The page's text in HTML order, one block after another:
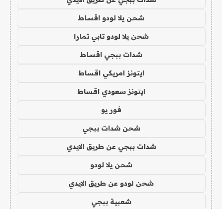
شحن يلا لودو اقساط
شحن يلا لودو تابي تمارا
شدات ببجي اقساط
ايتونز امريكي اقساط
ايتونز سعودي اقساط
فور يو
شحن شدات ببجي
شدات ببجي عن طريق الايدي
شحن يلا لودو
شحن لودو عن طريق الايدي
شعبية ببجي